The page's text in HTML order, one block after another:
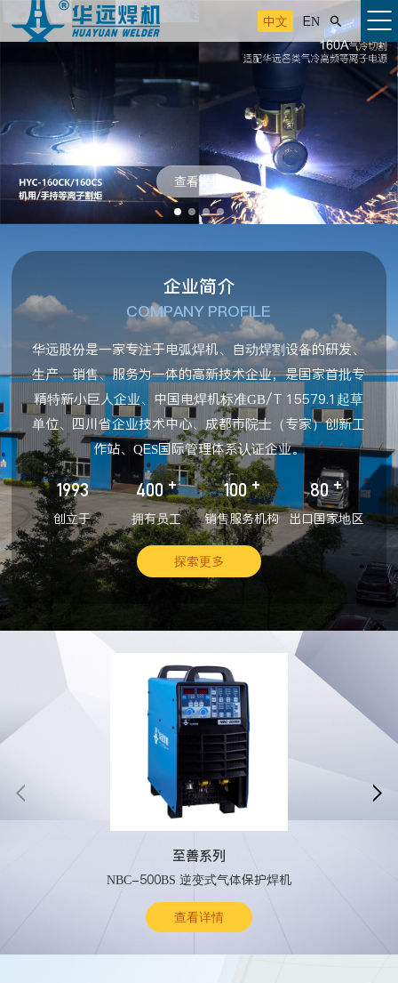
中文 EN 
查看详情
企业简介
COMPANY PROFILE
华远股份是一家专注于电弧焊机、自动焊割设备的研发、
生产、销售、服务为一体的高新技术企业，是国家首批专
精特新小巨人企业、中国电焊机标准GB/T 15579.1起草
单位、四川省企业技术中心、成都市院士（专家）创新工
作站、QES国际管理体系认证企业。
1993
创立于
400 +
拥有员工
100 +
销售服务机构
80 +
出口国家地区
探索更多
至善系列
NBC-500BS 逆变式气体保护焊机
查看详情
 